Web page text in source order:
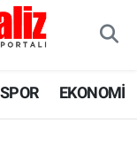
SPOR EKONOMİ